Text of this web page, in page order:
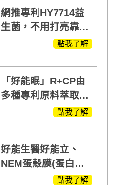
網推專利HY7714益
生菌，不用打亮靠養
點我了解
「好能眠」R+CP由
多種專利原料萃取、
白鳳豆、羅布麻、西
晰的關鍵!
點我了解
好能生醫好能立、
NEM蛋殼膜(蛋白聚
醣)關鍵配方，厲害其
點我了解